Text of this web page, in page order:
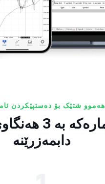
هەموو شتێک بۆ دەستپێکردن
هەژمارەکە
دابمەزرێنە